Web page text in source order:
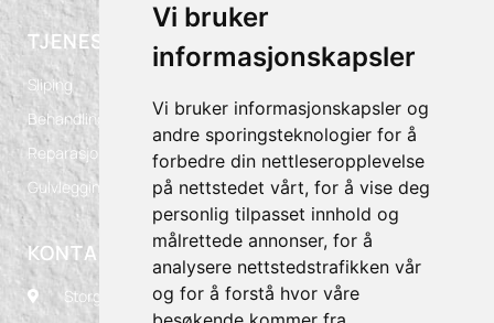
Vi bruker
informasjonskapsler
Vi bruker informasjonskapsler og
andre sporingsteknologier for å
forbedre din nettleseropplevelse
på nettstedet vårt, for å vise deg
personlig tilpasset innhold og
målrettede annonser, for å
analysere nettstedstrafikken vår
og for å forstå hvor våre
TJENESTER
Sliping
Behandling
Reparasjoner
Gulvlegging
KONTAKT OSS
Storgaten 125, 3060 Svelvik